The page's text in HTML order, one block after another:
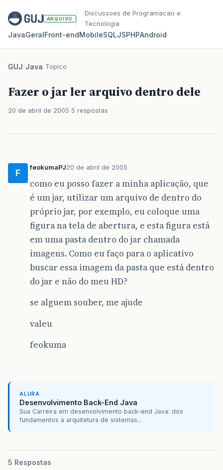
ARQUIVO
Discussoes de Programacao e
Tecnologia
JavaGeralFront‑endMobileSQLJSPHPAndroid
GUJ/Java/Topico
Fazer o jar ler arquivo dentro dele
20 de abril de 2005 5 respostas
F
feokumaPJ20 de abril de 2005
como eu posso fazer a minha aplicação, que
é um jar, utilizar um arquivo de dentro do
próprio jar, por exemplo, eu coloque uma
figura na tela de abertura, e esta figura está
em uma pasta dentro do jar chamada
imagens. Como eu faço para o aplicativo
buscar essa imagem da pasta que está dentro
do jar e não do meu HD?
se alguem souber, me ajude
valeu
feokuma
ALURA
Desenvolvimento Back-End Java
Sua Carreira em desenvolvimento back-end Java: dos
fundamentos à arquitetura de sistemas...
5 Respostas